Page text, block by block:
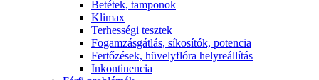
Betétek, tamponok
Klimax
Terhességi tesztek
Fogamzásgátlás, síkosítók, potencia
Fertőzések, hüvelyflóra helyreállítás
Inkontinencia